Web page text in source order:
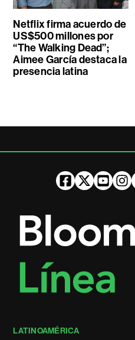
Netflix firma acuerdo de
US$500 millones por
“The Walking Dead”;
Aimee García destaca la
presencia latina
LATINOAMÉRICA